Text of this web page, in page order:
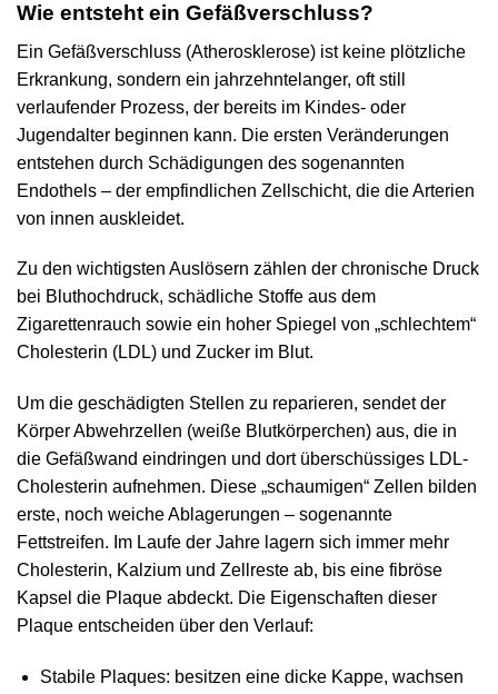
Wie entsteht ein Gefäßverschluss?
Ein Gefäßverschluss (Atherosklerose) ist keine plötzliche
Erkrankung, sondern ein jahrzehntelanger, oft still
verlaufender Prozess, der bereits im Kindes- oder
Jugendalter beginnen kann. Die ersten Veränderungen
entstehen durch Schädigungen des sogenannten
Endothels – der empfindlichen Zellschicht, die die Arterien
von innen auskleidet.
Zu den wichtigsten Auslösern zählen der chronische Druck
bei Bluthochdruck, schädliche Stoffe aus dem
Zigarettenrauch sowie ein hoher Spiegel von „schlechtem“
Cholesterin (LDL) und Zucker im Blut.
Um die geschädigten Stellen zu reparieren, sendet der
Körper Abwehrzellen (weiße Blutkörperchen) aus, die in
die Gefäßwand eindringen und dort überschüssiges LDL-
Cholesterin aufnehmen. Diese „schaumigen“ Zellen bilden
erste, noch weiche Ablagerungen – sogenannte
Fettstreifen. Im Laufe der Jahre lagern sich immer mehr
Cholesterin, Kalzium und Zellreste ab, bis eine fibröse
Kapsel die Plaque abdeckt. Die Eigenschaften dieser
Plaque entscheiden über den Verlauf:
Stabile Plaques: besitzen eine dicke Kappe, wachsen